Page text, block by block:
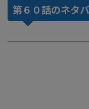
第６０話のネタ